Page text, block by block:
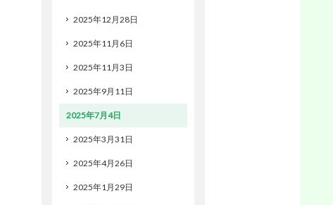
2025年12月28日
2025年11月6日
2025年11月3日
2025年9月11日
2025年7月4日
2025年3月31日
2025年4月26日
2025年1月29日